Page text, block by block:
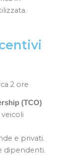
2 ore
(TCO)
e privati.
dipendenti.